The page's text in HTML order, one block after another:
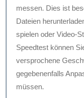
messen. Dies ist
Dateien
spielen oder Video-
Speedtest können
versprochene
gegebenenfalls
müssen.